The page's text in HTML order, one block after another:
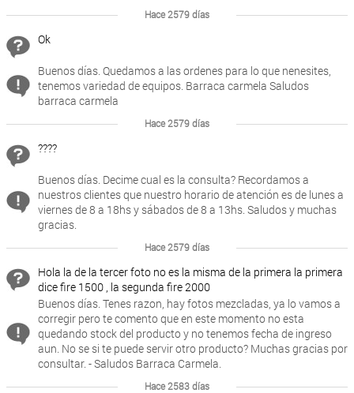
Hace 2579 días
Ok
Buenos días. Quedamos a las ordenes para lo que nenesites,
tenemos variedad de equipos. Barraca carmela Saludos
barraca carmela
Hace 2579 días
????
Buenos días. Decime cual es la consulta? Recordamos a
nuestros clientes que nuestro horario de atención es de lunes a
viernes de 8 a 18hs y sábados de 8 a 13hs. Saludos y muchas
gracias.
Hace 2579 días
Hola la de la tercer foto no es la misma de la primera la primera
dice fire 1500 , la segunda fire 2000
Buenos días. Tenes razon, hay fotos mezcladas, ya lo vamos a
corregir pero te comento que en este momento no esta
quedando stock del producto y no tenemos fecha de ingreso
aun. No se si te puede servir otro producto? Muchas gracias por
consultar. - Saludos Barraca Carmela.
Hace 2583 días